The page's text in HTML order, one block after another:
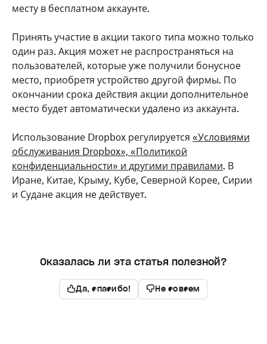
месту в бесплатном аккаунте.
Принять участие в акции такого типа можно только
один раз. Акция может не распространяться на
пользователей, которые уже получили бонусное
место, приобретя устройство другой фирмы. По
окончании срока действия акции дополнительное
место будет автоматически удалено из аккаунта.
Использование Dropbox регулируется «Условиями
обслуживания Dropbox», «Политикой
конфиденциальности» и другими правилами. В
Иране, Китае, Крыму, Кубе, Северной Корее, Сирии
и Судане акция не действует.
Оказалась ли эта статья полезной?
Да, спасибо! Не совсем